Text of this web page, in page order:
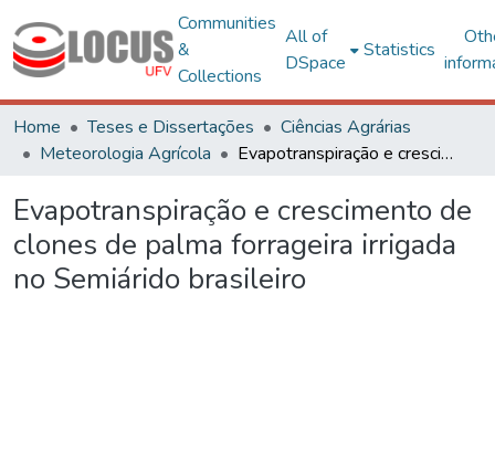
Communities
&
Collections
All of
DSpace
Statistics
Home Teses e Dissertações
Ciências Agrárias
Meteorologia Agrícola
Evapotranspiração e crescimento de clones de palma forrageira irrigada no Semiárido brasileiro
Evapotranspiração e crescimento de
clones de palma forrageira irrigada
no Semiárido brasileiro